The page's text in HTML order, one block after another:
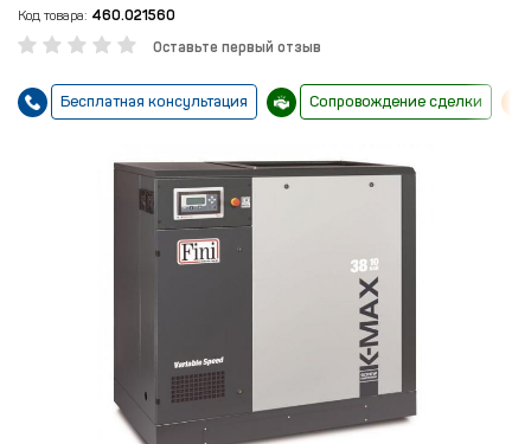
Код товара: 460.021560
Оставьте первый отзыв
Бесплатная консультация Сопровождение сделки